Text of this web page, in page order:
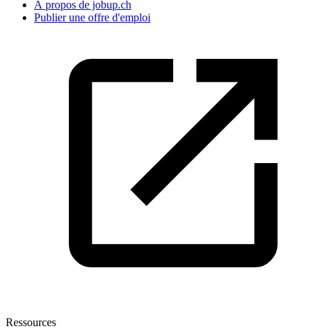
À propos de jobup.ch
Publier une offre d'emploi
Ressources